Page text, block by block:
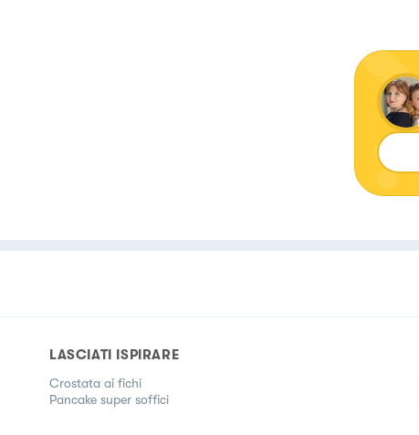
LASCIATI ISPIRARE
Crostata ai fichi
Pancake super soffici